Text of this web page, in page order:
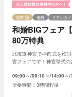
和婚BIGフェア
80万特典
残席 無料 リアルタ
北海道神宮で神前式を検
宮フェアです！神宮挙式
09:00～ 09:10～ 14:00～
3時間程度